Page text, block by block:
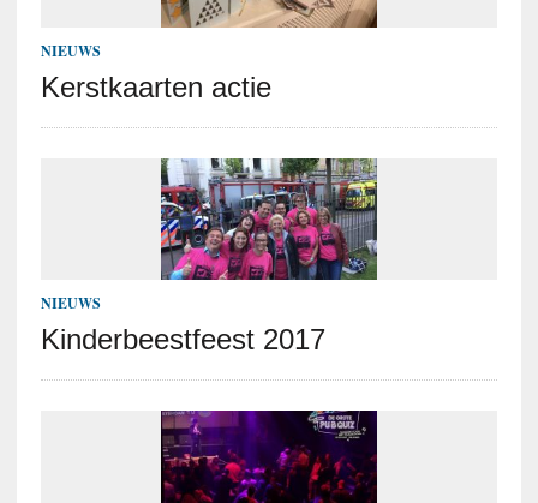
NIEUWS
Kerstkaarten actie
NIEUWS
Kinderbeestfeest 2017